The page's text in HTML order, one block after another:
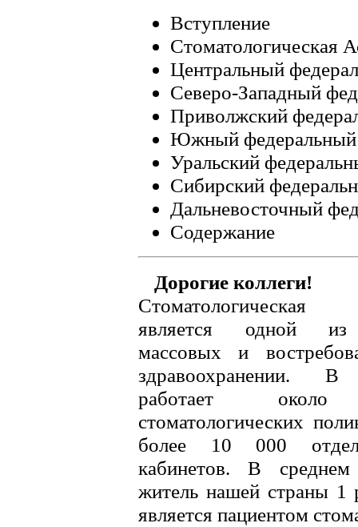
Вступление
Стоматологическая
Центральный
Северо-Западный
Приволжский
Южный федеральный
Уральский
Сибирский
Дальневосточный
Содержание
Дорогие коллеги!
является одной
массовых и
здравоохранении. В
работает
стоматологических
более 10 000
кабинетов. В
житель нашей страны 1
является пациентом